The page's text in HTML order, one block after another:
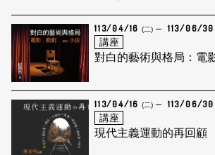
113/04/16 (二) 113/06/30
講座
對白的藝術與格局：電
113/04/16 (二) 113/06/30
講座
現代主義運動的再回顧